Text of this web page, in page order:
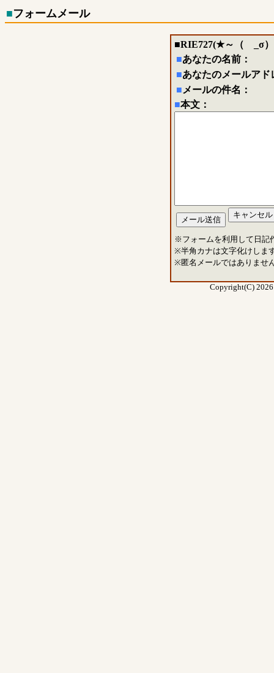
■フォームメール
■RIE727(★～（ゝ_σ
■あなたの名前：
■あなたのメールアド
■ メールの件名：
■本文：
※フォームを利用して日記
※半角カナは文字化けしま
※匿名メールではありませ
Copyright(C)